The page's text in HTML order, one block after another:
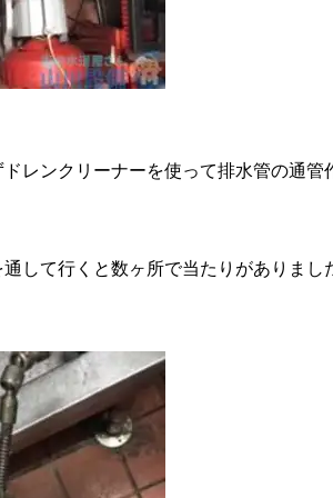
ドレンクリーナーを使って排水管の通管
して行くと数ヶ所で当たりがありまし